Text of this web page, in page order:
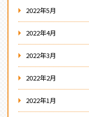
2022年5月
2022年4月
2022年3月
2022年2月
2022年1月